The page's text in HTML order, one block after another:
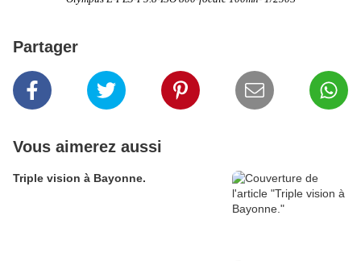
Partager
Vous aimerez aussi
Triple vision à Bayonne.